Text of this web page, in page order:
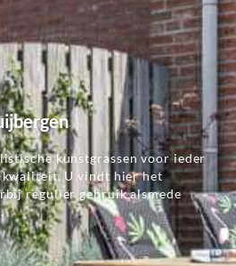
kunstgrassen voor ieder
U vindt hier het
regulier gebruik alsmede